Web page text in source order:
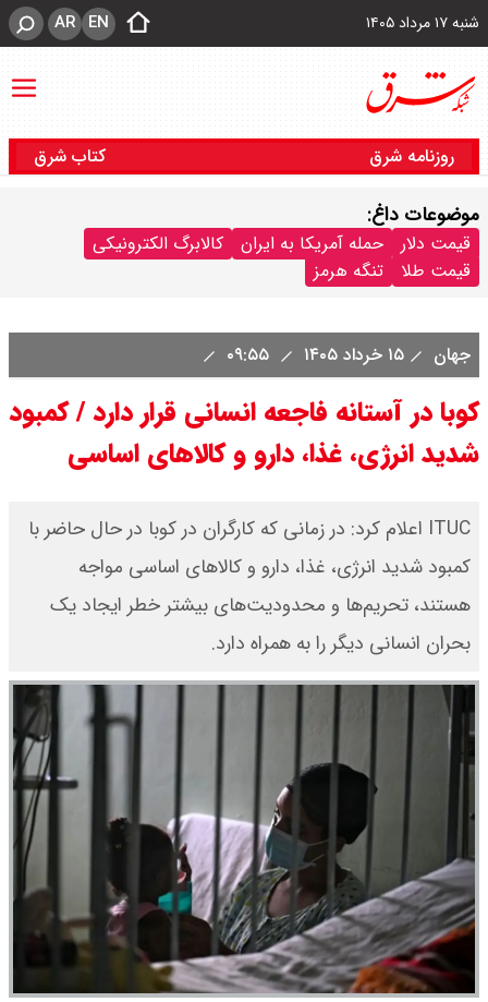
شنبه ۱۷ مرداد ۱۴۰۵ EN
AR
روزنامه شرق کتاب شرق
موضوعات داغ:
قیمت دلار حمله آمریکا به ایران
کالابرگ الکترونیکی
قیمت طلا
تنگه هرمز
جهان ۱۵ خرداد ۱۴۰۵
کوبا در آستانه فاجعه انسانی قرار دارد / کمبود
شدید انرژی، غذا، دارو و کالاهای اساسی
ITUC اعلام کرد: در زمانی که کارگران در کوبا در حال حاضر با
کمبود شدید انرژی، غذا، دارو و کالاهای اساسی مواجه
هستند، تحریم‌ها و محدودیت‌های بیشتر خطر ایجاد یک
بحران انسانی دیگر را به همراه دارد.